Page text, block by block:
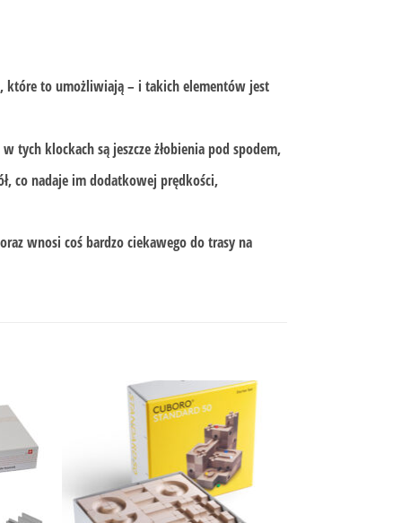
które to umożliwiają – i takich elementów jest
klockach są jeszcze żłobienia pod spodem,
co nadaje im dodatkowej prędkości,
wnosi coś bardzo ciekawego do trasy na